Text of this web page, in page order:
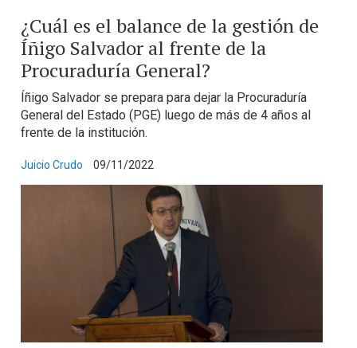
¿Cuál es el balance de la gestión de
Íñigo Salvador al frente de la
Procuraduría General?
Íñigo Salvador se prepara para dejar la Procuraduría
General del Estado (PGE) luego de más de 4 años al
frente de la institución.
Juicio Crudo 09/11/2022